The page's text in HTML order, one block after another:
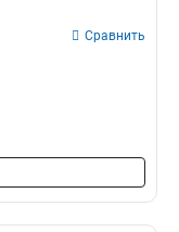
Сравнить